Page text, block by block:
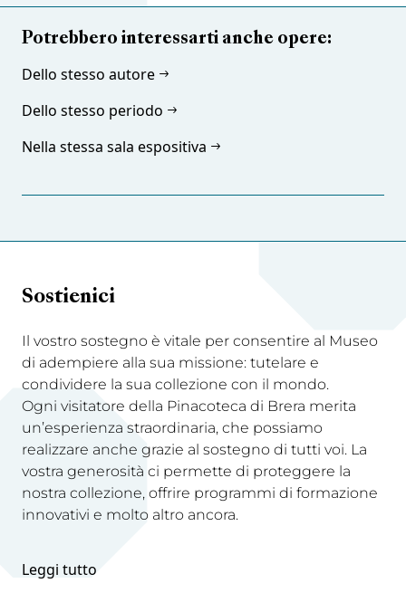
Potrebbero interessarti anche opere:
Dello stesso autore
Dello stesso periodo
Nella stessa sala espositiva
Sostienici
Il vostro sostegno è vitale per consentire al Museo
di adempiere alla sua missione: tutelare e
condividere la sua collezione con il mondo.
Ogni visitatore della Pinacoteca di Brera merita
un’esperienza straordinaria, che possiamo
realizzare anche grazie al sostegno di tutti voi. La
vostra generosità ci permette di proteggere la
nostra collezione, offrire programmi di formazione
innovativi e molto altro ancora.
Leggi tutto